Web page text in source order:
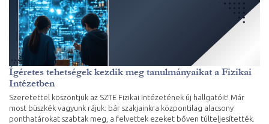
Ígéretes tehetségek kezdik meg tanulmányaikat a Fizikai
Intézetben
Szeretettel köszöntjük az SZTE Fizikai Intézetének új hallgatóit! Már
most büszkék vagyunk rájuk: bár szakjainkra központilag alacsony
ponthatárokat szabtak meg, a felvettek ezeket bőven túlteljesítették.